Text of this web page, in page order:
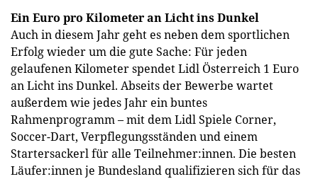
Ein Euro pro Kilometer an Licht ins Dunkel
Auch in diesem Jahr geht es neben dem sportlichen
Erfolg wieder um die gute Sache: Für jeden
gelaufenen Kilometer spendet Lidl Österreich 1 Euro
an Licht ins Dunkel. Abseits der Bewerbe wartet
außerdem wie jedes Jahr ein buntes
Rahmenprogramm – mit dem Lidl Spiele Corner,
Soccer-Dart, Verpflegungsständen und einem
Startersackerl für alle Teilnehmer:innen. Die besten
Läufer:innen je Bundesland qualifizieren sich für das